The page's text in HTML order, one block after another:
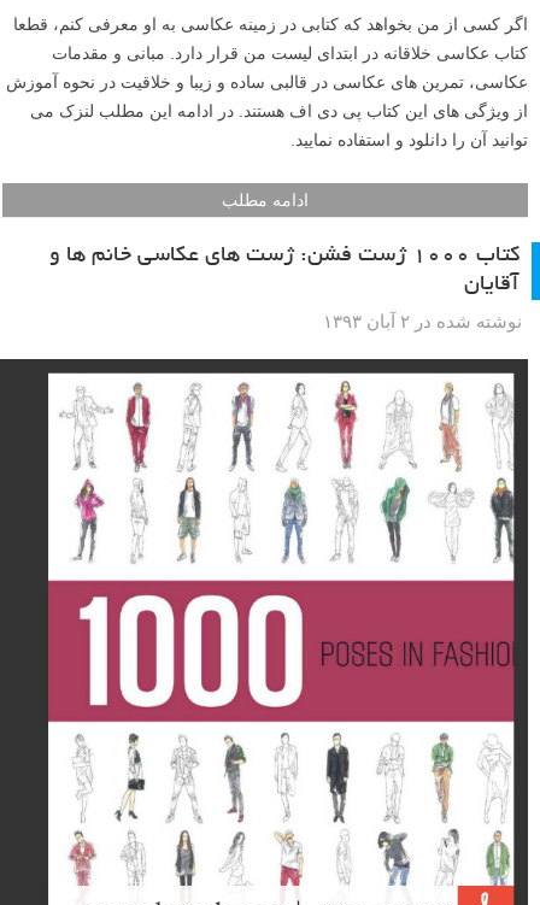
اگر از علاقه مندان به عکاسی ماکرو هستید، کتاب امروز برای شما جالب
خواهد بود. این یک کتاب آموزنده در زمینه عکاسی ماکرو و کلوزآپ است که
در پایین هر عکس مشخصاتش (مثل دوربین و فاصله کانونی) درج شده
است. این کتاب شامل تجهیزات عکاسی ماکرو، نقد عکس های ماکرو و
توصیه هایی در زمینه عکاسی ماکرو می باشد. در ادامه می توانید کتاب را
دانلود نمایید.
ادامه مطلب
۵۲ تمرین عکاسی در کتاب آزمایشگاه عکاسی خلاقانه
نوشته شده در ۷ آذر ۱۳۹۳